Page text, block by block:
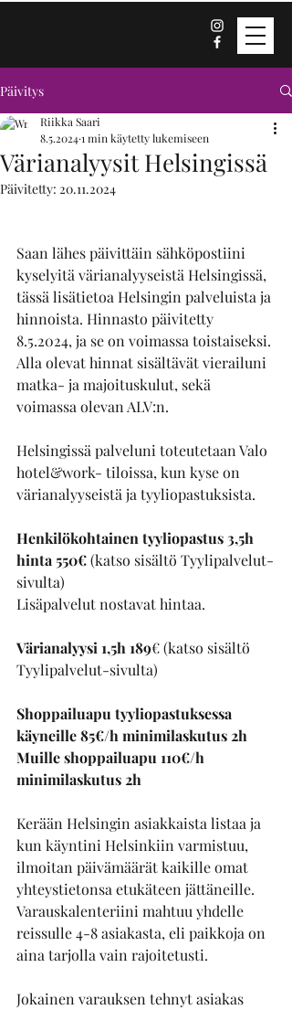
Päivitys
Värianalyysit Helsingissä
Riikka Saari
8.5.20241 min käytetty lukemiseen
Päivitetty: 20.11.2024
Saan lähes päivittäin sähköpostiini
kyselyitä värianalyyseistä Helsingissä,
tässä lisätietoa Helsingin palveluista ja
hinnoista. Hinnasto päivitetty
8.5.2024, ja se on voimassa toistaiseksi.
Alla olevat hinnat sisältävät vierailuni
matka- ja majoituskulut, sekä
voimassa olevan ALV:n.
Helsingissä palveluni toteutetaan Valo
hotel&work- tiloissa, kun kyse on
värianalyyseistä ja tyyliopastuksista.
Henkilökohtainen tyyliopastus 3,5h
hinta 550€ (katso sisältö Tyylipalvelut-
sivulta)
Lisäpalvelut nostavat hintaa.
Värianalyysi 1,5h 189€ (katso sisältö
Tyylipalvelut-sivulta)
Shoppailuapu tyyliopastuksessa
käyneille 85€/h minimilaskutus 2h
Muille shoppailuapu 110€/h
minimilaskutus 2h
Kerään Helsingin asiakkaista listaa ja
kun käyntini Helsinkiin varmistuu,
ilmoitan päivämäärät kaikille omat
yhteystietonsa etukäteen jättäneille.
Varauskalenteriini mahtuu yhdelle
reissulle 4-8 asiakasta, eli paikkoja on
aina tarjolla vain rajoitetusti.
Jokainen varauksen tehnyt asiakas